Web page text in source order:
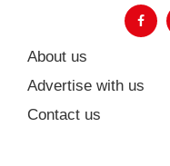
About us
Advertise with us
Contact us